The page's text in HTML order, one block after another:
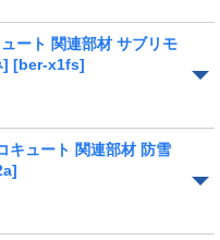
ート 関連部材 サブリモ
] [ber-x1fs]
ュート 関連部材 防雪